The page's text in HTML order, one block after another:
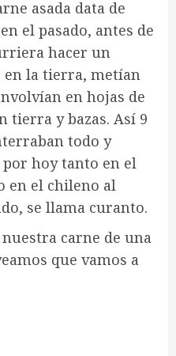
asada data de
el pasado, antes de
hacer un
en la tierra, metían
en hojas de
tierra y bazas. Así 9
todo y
hoy tanto en el
en el chileno al
se llama curanto.
carne de una
que vamos a